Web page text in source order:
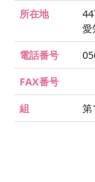
所在地
愛
電話番号
FAX番号
組
第